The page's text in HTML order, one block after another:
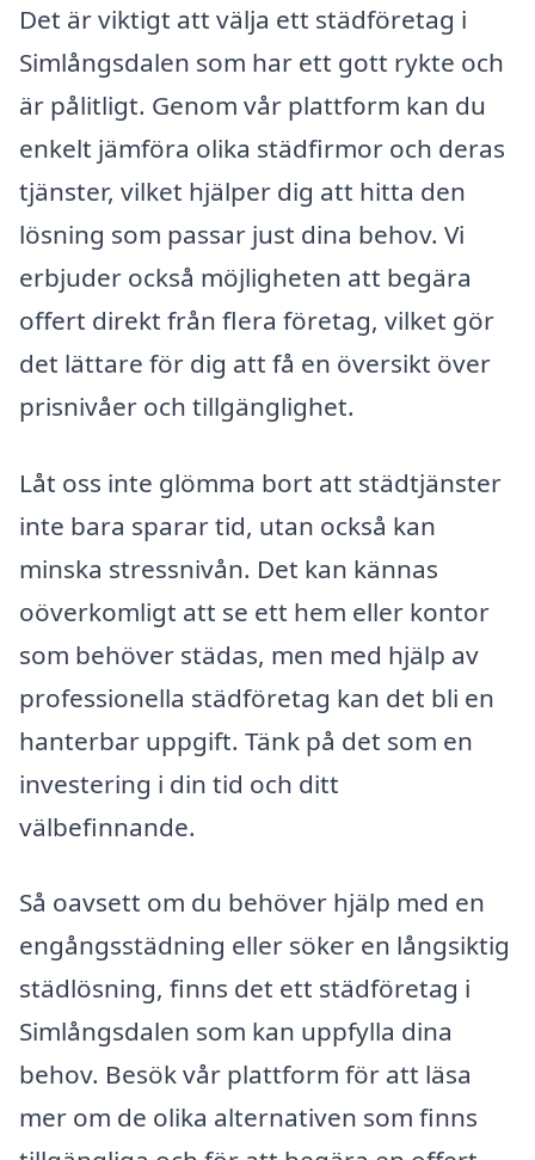
Det är viktigt att välja ett städföretag i
Simlångsdalen som har ett gott rykte och
är pålitligt. Genom vår plattform kan du
enkelt jämföra olika städfirmor och deras
tjänster, vilket hjälper dig att hitta den
lösning som passar just dina behov. Vi
erbjuder också möjligheten att begära
offert direkt från flera företag, vilket gör
det lättare för dig att få en översikt över
prisnivåer och tillgänglighet.
Låt oss inte glömma bort att städtjänster
inte bara sparar tid, utan också kan
minska stressnivån. Det kan kännas
oöverkomligt att se ett hem eller kontor
som behöver städas, men med hjälp av
professionella städföretag kan det bli en
hanterbar uppgift. Tänk på det som en
investering i din tid och ditt
välbefinnande.
Så oavsett om du behöver hjälp med en
engångsstädning eller söker en långsiktig
städlösning, finns det ett städföretag i
Simlångsdalen som kan uppfylla dina
behov. Besök vår plattform för att läsa
mer om de olika alternativen som finns